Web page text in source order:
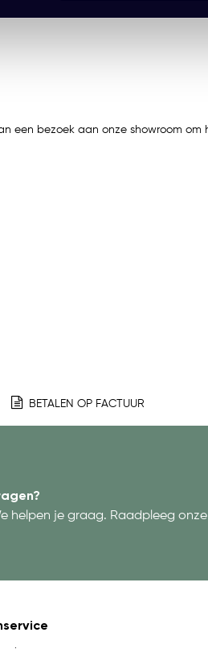
een bezoek aan onze showroom
BETALEN OP FACTUUR
helpen je graag. Raadpleeg